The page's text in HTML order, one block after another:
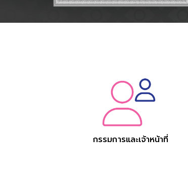
กรรมการและเจ้าหน้าที่